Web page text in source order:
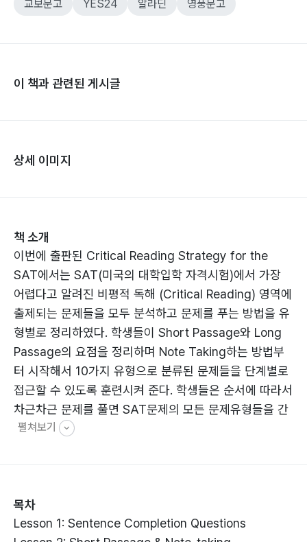
교보문고 YES24 알라딘 영풍문고
이 책과 관련된 게시글
상세 이미지
책 소개
이번에 출판된 Critical Reading Strategy for the
SAT에서는 SAT(미국의 대학입학 자격시험)에서 가장
어렵다고 알려진 비평적 독해 (Critical Reading) 영역에
출제되는 문제들을 모두 분석하고 문제를 푸는 방법을 유
형별로 정리하였다. 학생들이 Short Passage와 Long
Passage의 요점을 정리하며 Note Taking하는 방법부
터 시작해서 10가지 유형으로 분류된 문제들을 단계별로
접근할 수 있도록 훈련시켜 준다. 학생들은 순서에 따라서
차근차근 문제를 풀면 SAT문제의 모든 문제유형들을 간
파할 수 있고, 문제풀이방법을 습득할 수 있을 것이다.
펼쳐보기
목차
Lesson 1: Sentence Completion Questions